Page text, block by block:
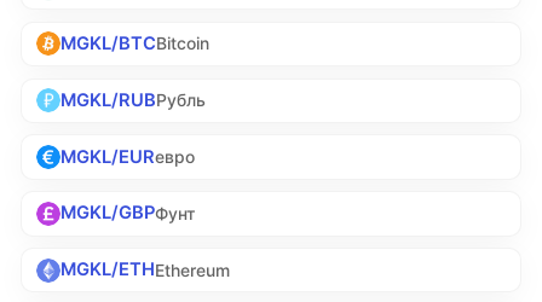
MGKL/BTCBitcoin
MGKL/RUBРубль
MGKL/EURевро
MGKL/GBPФунт
MGKL/ETHEthereum